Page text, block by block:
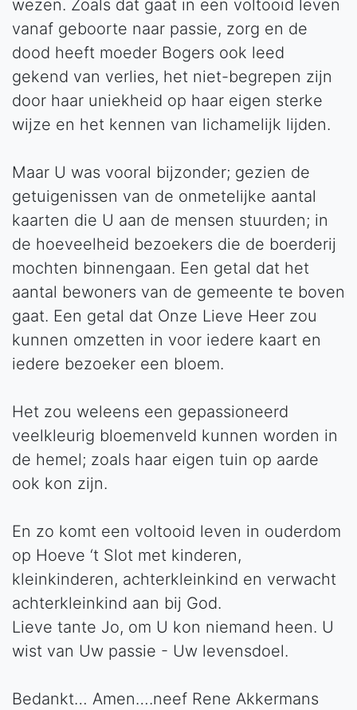
wezen. Zoals dat gaat in een voltooid leven
vanaf geboorte naar passie, zorg en de
dood heeft moeder Bogers ook leed
gekend van verlies, het niet-begrepen zijn
door haar uniekheid op haar eigen sterke
wijze en het kennen van lichamelijk lijden.
Maar U was vooral bijzonder; gezien de
getuigenissen van de onmetelijke aantal
kaarten die U aan de mensen stuurden; in
de hoeveelheid bezoekers die de boerderij
mochten binnengaan. Een getal dat het
aantal bewoners van de gemeente te boven
gaat. Een getal dat Onze Lieve Heer zou
kunnen omzetten in voor iedere kaart en
iedere bezoeker een bloem.
Het zou weleens een gepassioneerd
veelkleurig bloemenveld kunnen worden in
de hemel; zoals haar eigen tuin op aarde
ook kon zijn.
En zo komt een voltooid leven in ouderdom
op Hoeve ‘t Slot met kinderen,
kleinkinderen, achterkleinkind en verwacht
achterkleinkind aan bij God.
Lieve tante Jo, om U kon niemand heen. U
wist van Uw passie - Uw levensdoel.
Bedankt… Amen….neef Rene Akkermans